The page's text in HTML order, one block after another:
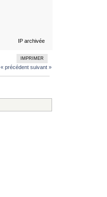
IP archivée
IMPRIMER
« précédent suivant »